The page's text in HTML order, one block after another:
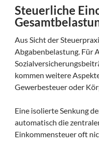
Steuerliche
Aus Sicht der
Abgabenbelastung. Für
kommen weitere
Gewerbesteuer oder
Eine isolierte Senkung
automatisch die
Einkommensteuer oft